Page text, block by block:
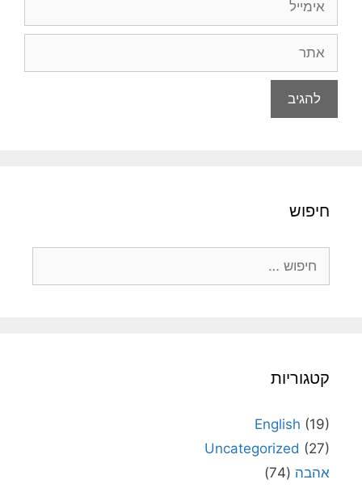
חיפוש
קטגוריות
English (19)
Uncategorized (27)
אהבה (74)